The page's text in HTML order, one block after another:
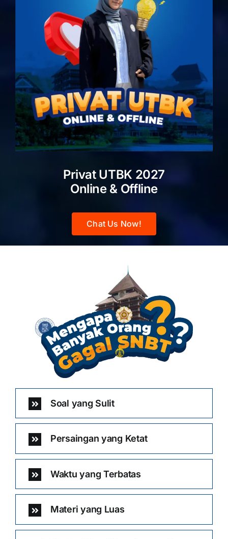
Privat UTBK 2027
Online & Offline
Chat Us Now!
Soal yang Sulit
Persaingan yang Ketat
Waktu yang Terbatas
Materi yang Luas